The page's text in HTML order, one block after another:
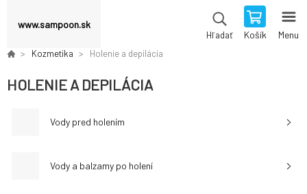
www.sampoon.sk
Hľadať Košík Menu
Kozmetika Holenie a depilácia
HOLENIE A DEPILÁCIA
Vody pred holením
Vody a balzamy po holení